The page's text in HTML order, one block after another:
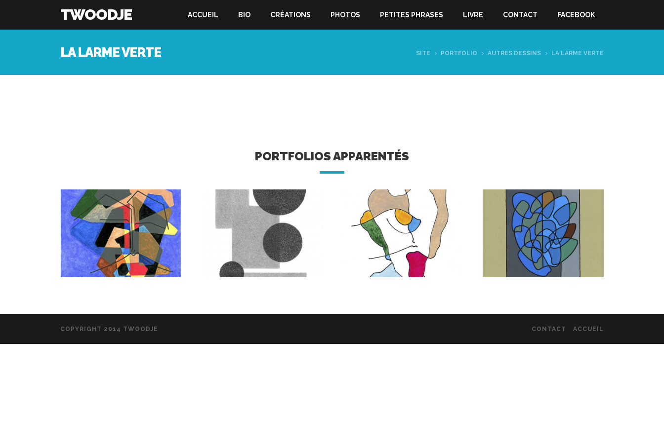
TWOODJE ACCUEIL BIO CRÉATIONS PHOTOS PETITES PHRASES LIVRE CONTACT FACEBOOK
LA LARME VERTE SITE PORTFOLIO AUTRES DESSINS LA LARME VERTE
PORTFOLIOS APPARENTÉS
COPYRIGHT 2014 TWOODJE CONTACT ACCUEIL